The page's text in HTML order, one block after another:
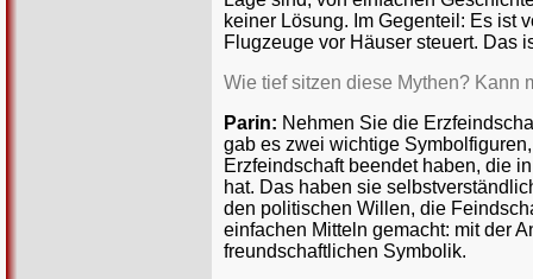
keiner Lösung. Im Gegenteil: Es ist
Flugzeuge vor Häuser steuert. Das
Wie tief sitzen diese Mythen? Kann
Parin: Nehmen Sie die
gab es zwei wichtige
Erzfeindschaft beendet haben, die
hat. Das haben sie
den politischen Willen, die
einfachen Mitteln gemacht: mit der
freundschaftlichen Symbolik.